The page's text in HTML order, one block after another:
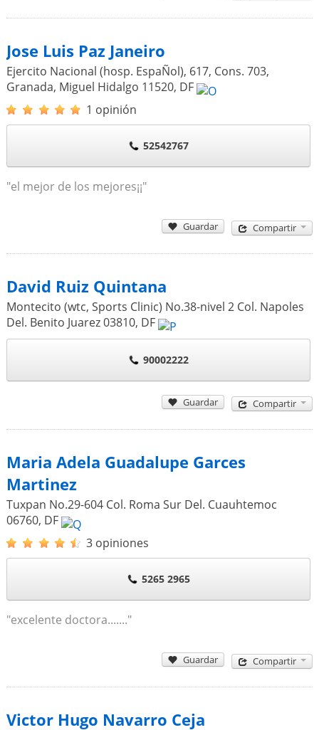
Jose Luis Paz Janeiro
Ejercito Nacional (hosp. EspaÑol), 617, Cons. 703,
Granada, Miguel Hidalgo 11520, DF
1 opinión
52542767
"el mejor de los mejores¡¡"
Guardar Compartir
David Ruiz Quintana
Montecito (wtc, Sports Clinic) No.38-nivel 2 Col. Napoles
Del. Benito Juarez03810, DF
90002222
Guardar Compartir
Maria Adela Guadalupe Garces
Martinez
Tuxpan No.29-604 Col. Roma Sur Del. Cuauhtemoc
06760, DF
3 opiniones
5265 2965
"excelente doctora......."
Guardar Compartir
Victor Hugo Navarro Ceja